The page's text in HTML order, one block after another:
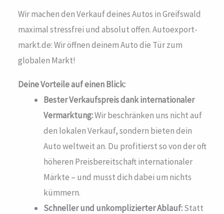
Wir machen den Verkauf deines Autos in Greifswald
maximal stressfrei und absolut offen. Autoexport-
markt.de: Wir öffnen deinem Auto die Tür zum
globalen Markt!
Deine Vorteile auf einen Blick:
Bester Verkaufspreis dank internationaler
Vermarktung:Wir beschränken uns nicht auf
den lokalen Verkauf, sondern bieten dein
Auto weltweit an. Du profitierst so von der oft
höheren Preisbereitschaft internationaler
Märkte – und musst dich dabei um nichts
kümmern.
Schneller und unkomplizierter Ablauf:Statt